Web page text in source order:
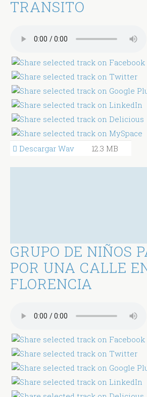
TRANSITO
Descargar Wav 12.3 MB
GRUPO DE NIÑOS
POR UNA CALLE
FLORENCIA